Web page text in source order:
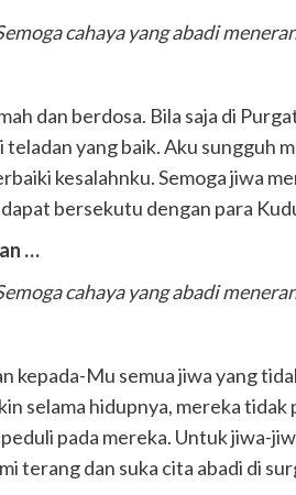
cahaya yang abadi
dan berdosa. Bila saja di
yang baik. Aku sungguh
kesalahnku. Semoga jiwa
bersekutu dengan para
…
cahaya yang abadi
kepada-Mu semua jiwa yang
selama hidupnya, mereka tidak
pada mereka. Untuk jiwa-
terang dan suka cita abadi di